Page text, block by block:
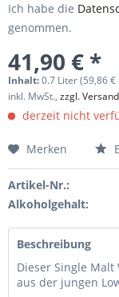
Ich habe die
genommen.
41,90 € *
Inhalt:0.7 Liter (59,86
inkl. MwSt., zzgl.
derzeit nicht
Merken
Artikel-Nr.:
Alkoholgehalt:
Beschreibung
Dieser Single
aus der jungen